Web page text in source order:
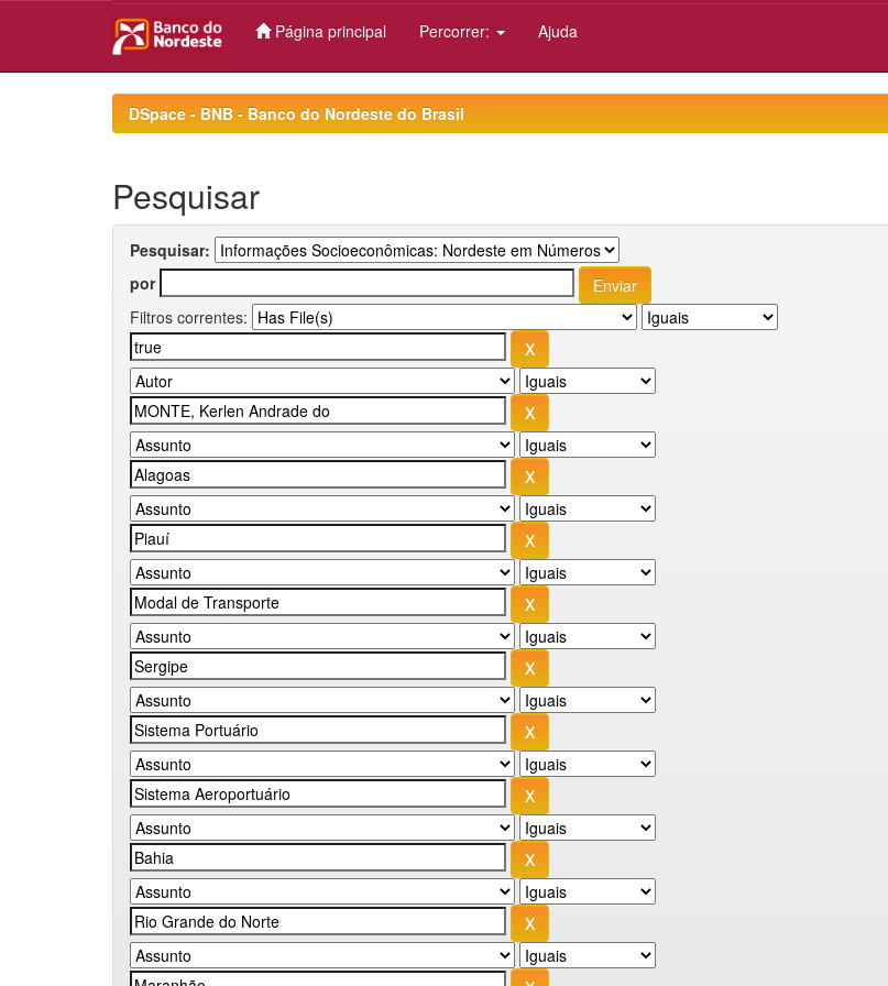
Página principal Percorrer: Ajuda
DSpace - BNB - Banco do Nordeste do Brasil
Pesquisar
Pesquisar:
por
Filtros correntes: